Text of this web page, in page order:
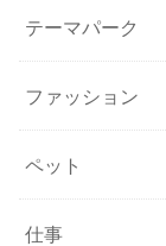
テーマパーク
ファッション
ペット
仕事